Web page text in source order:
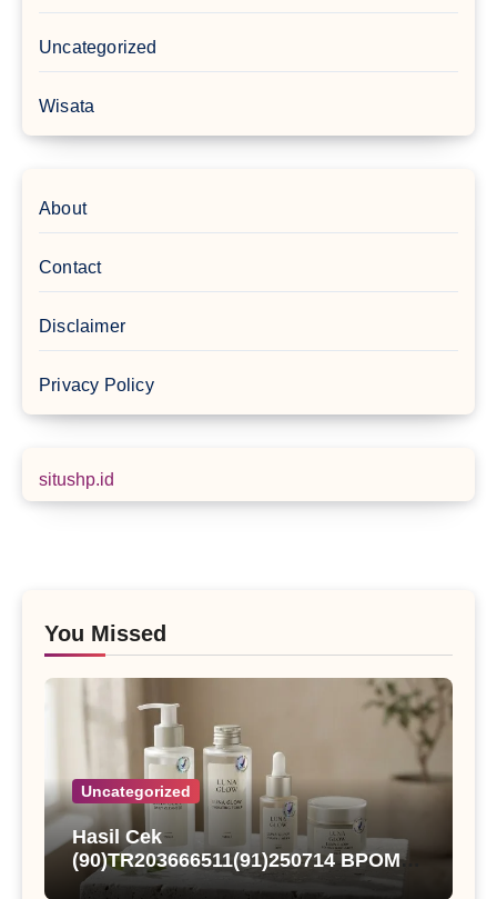
Uncategorized
Wisata
About
Contact
Disclaimer
Privacy Policy
situshp.id
You Missed
Uncategorized
Hasil Cek
(90)TR203666511(91)250714 BPOM
dan Status Registrasi Nutqoh